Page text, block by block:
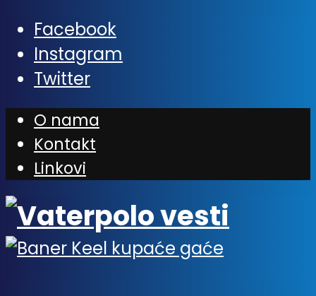
Facebook
Instagram
Twitter
O nama
Kontakt
Linkovi